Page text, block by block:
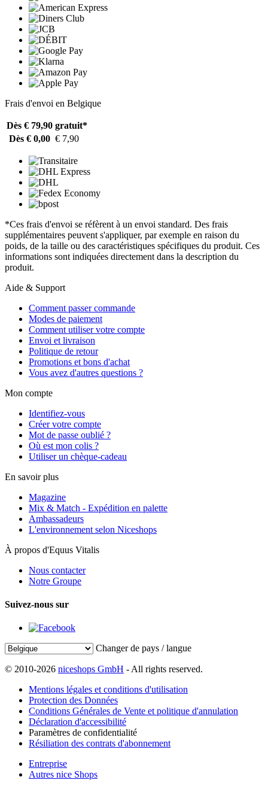
Frais d'envoi en Belgique
Dès € 79,90 gratuit*
Dès € 0,00 € 7,90
*Ces frais d'envoi se réfèrent à un envoi standard. Des frais
supplémentaires peuvent s'appliquer, par exemple en raison du
poids, de la taille ou des caractéristiques spécifiques du produit. Ces
informations sont indiquées directement dans la description du
produit.
Aide & Support
Comment passer commande
Modes de paiement
Comment utiliser votre compte
Envoi et livraison
Politique de retour
Promotions et bons d'achat
Vous avez d'autres questions ?
Mon compte
Identifiez-vous
Créer votre compte
Mot de passe oublié ?
Où est mon colis ?
Utiliser un chèque-cadeau
En savoir plus
Magazine
Mix & Match - Expédition en palette
Ambassadeurs
L'environnement selon Niceshops
À propos d'Equus Vitalis
Nous contacter
Notre Groupe
Suivez-nous sur
Changer de pays / langue
© 2010-2026 niceshops GmbH - All rights reserved.
Mentions légales et conditions d'utilisation
Protection des Données
Conditions Générales de Vente et politique d'annulation
Déclaration d'accessibilité
Paramètres de confidentialité
Résiliation des contrats d'abonnement
Entreprise
Autres nice Shops